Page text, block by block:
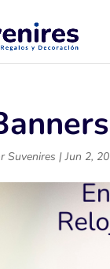
Suvenires |Jun 2,